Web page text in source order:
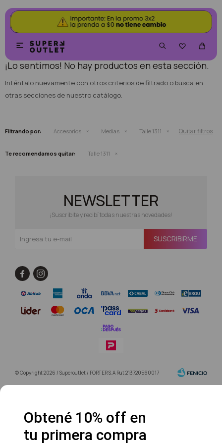

 NO SE HAN RECUPERADO PRODUCTOS
¡Lo sentimos! No hay productos en esta sección.
Inténtalo nuevamente con otros criterios de filtrado o busca en
otras secciones de nuestro catálogo.
Filtrando por: Accesorios Medias Talle 1311 Quitar filtros
Te recomendamos quitar: Talle 1311
NEWSLETTER
¡Suscribite y recibí todas nuestras novedades!
SUSCRIBIRME
 
© Copyright 2026 / Superoutlet / FORTER S.A Rut 213720560017
Obtené 10% off en
tu primera compra